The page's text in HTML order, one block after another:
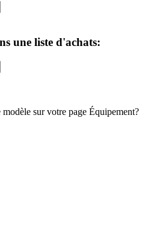
une liste d'achats:
sur votre page Équipement?